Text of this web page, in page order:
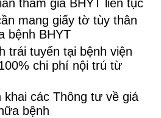
tham gia BHYT liên tục
mang giấy tờ tùy thân
bệnh BHYT
trái tuyến tại bệnh viện
chi phí nội trú từ
các Thông tư về giá
bệnh